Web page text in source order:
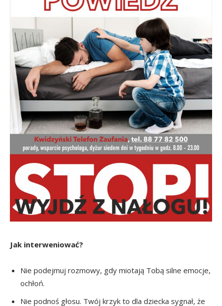
Jak interweniować?
Nie podejmuj rozmowy, gdy miotają Tobą silne emocje,
ochłoń.
Nie podnoś głosu. Twój krzyk to dla dziecka sygnał, że